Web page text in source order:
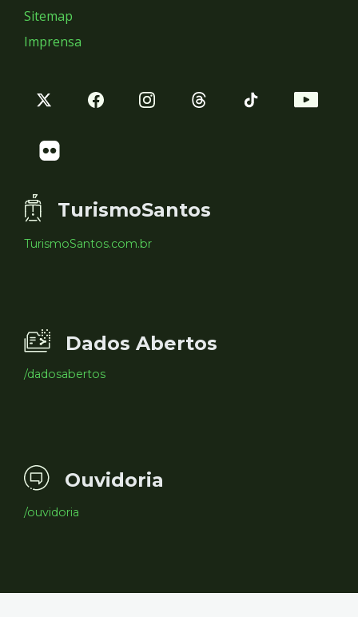
Sitemap
Imprensa
TurismoSantos
TurismoSantos.com.br
Dados Abertos
/dadosabertos
Ouvidoria
/ouvidoria